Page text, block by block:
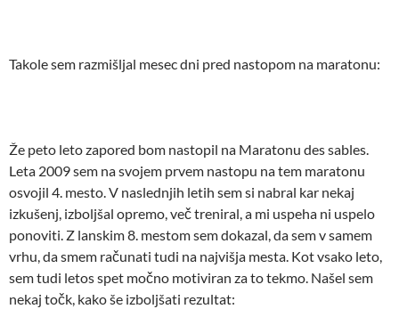
Takole sem razmišljal mesec dni pred nastopom na maratonu:
Že peto leto zapored bom nastopil na Maratonu des sables.
Leta 2009 sem na svojem prvem nastopu na tem maratonu
osvojil 4. mesto. V naslednjih letih sem si nabral kar nekaj
izkušenj, izboljšal opremo, več treniral, a mi uspeha ni uspelo
ponoviti. Z lanskim 8. mestom sem dokazal, da sem v samem
vrhu, da smem računati tudi na najvišja mesta. Kot vsako leto,
sem tudi letos spet močno motiviran za to tekmo. Našel sem
nekaj točk, kako še izboljšati rezultat: